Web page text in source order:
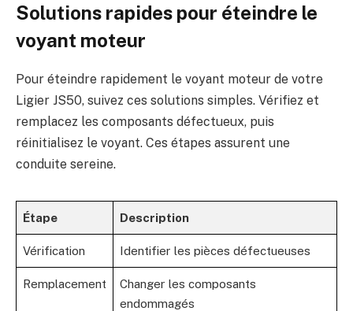
Solutions rapides pour éteindre le
voyant moteur
Pour éteindre rapidement le voyant moteur de votre
Ligier JS50, suivez ces solutions simples. Vérifiez et
remplacez les composants défectueux, puis
réinitialisez le voyant. Ces étapes assurent une
conduite sereine.
Étape Description
Vérification Identifier les pièces défectueuses
Remplacement
Changer les composants
endommagés